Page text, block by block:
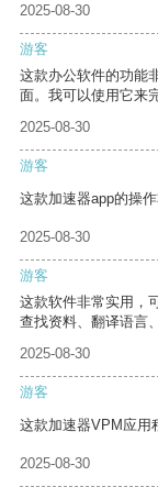
2025-08-30
游客
这款办公软件的功能
面。我可以使用它来
2025-08-30
游客
这款加速器app的操
2025-08-30
游客
这款软件非常实用，
查找资料、翻译语言
2025-08-30
游客
这款加速器VPM应用
2025-08-30